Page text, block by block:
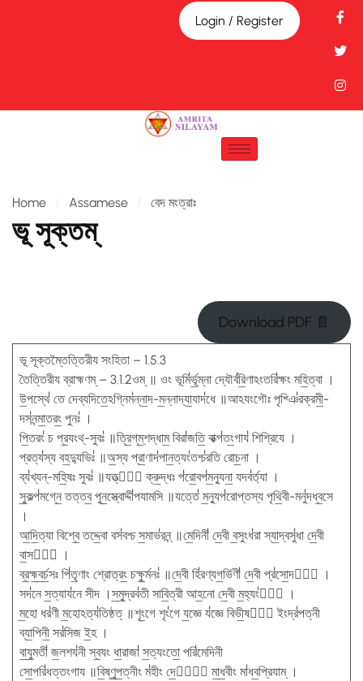
Login / Register
Home Assamese বেদ মংত্রাঃ
ভূ সূক্তম্
Download PDF 📄
ভূ সূক্তম্তৈত্তিরীয সংহিতা – 1.5.3
তৈত্তিরীয ব্রাহ্মণম্ – 3.1.2ওম্ ॥ ওং ভূমি॑র্ভূ॒ম্না দ্যৌর্ব॑রি॒ণাঽংতরি॑ক্ষং মহি॒ত্বা ।
উ॒পস্থে॑ তে দেব্যদিতে॒ঽগ্নিম॑ন্না॒দ-ম॒ন্নাদ্যা॒যাদ॑ধে ॥আঽযংগৌঃ পৃশ্ঞি॑রক্রমী॒-
দস॑নন্মা॒তরং॒ পুনঃ॑ ।
পি॒তরং॑ চ প্র॒যংথ্-সুবঃ॑ ॥ত্রি॒গ্​ম্॒শদ্ধাম॒ বিরা॑জতি॒ বাক্প॑তং॒গায॑ শিশ্রিযে ।
প্রত্য॑স্য বহ॒দ্যুভিঃ॑ ॥অ॒স্য প্রা॒ণাদ॑পান॒ত্যং॑তশ্চ॑রতি রোচ॒না ।
ব্য॑খ্যন্-মহি॒ষঃ সুবঃ॑ ॥যত্ত্বা᳚ ক্রু॒দ্ধঃ প॑রো॒বপ॑ম॒ন্যুনা॒ যদব॑র্ত্যা ।
সু॒কল্প॑মগ্নে॒ তত্তব॒ পুন॒স্ত্বোদ্দী॑পযামসি ॥যত্তে॑ ম॒ন্যুপ॑রোপ্তস্য পৃথি॒বী-মনু॑দধ্ব॒সে
।
আ॒দি॒ত্যা বিশ্বে॒ তদ্দে॒বা বস॑বশ্চ স॒মাভ॑রন্ন্ ॥মে॒দিনী॑ দে॒বী ব॒সুংধ॑রা স্যা॒দ্বসু॑ধা দে॒বী
বা॒সবী᳚ ।
ব্র॒হ্ম॒ব॒র্চ॒সঃ পি॑তৃ॒ণাং শ্রোত্রং॒ চক্ষু॒র্মনঃ॑ ॥দে॒বী হি॑রণ্যগ॒র্ভিণী॑ দে॒বী প্র॑সো॒দরী᳚ ।
সদ॑নে স॒ত্যায॑নে সীদ ।স॒মু॒দ্রব॑তী সাবি॒ত্রী আহ॒নো দে॒বী ম॒হ্যং॑গী᳚ ।
ম॒হো ধর॑ণী ম॒হোঽত্য॑তিষ্ঠত্ ॥শৃং॒গে শৃং॑গে য॒জ্ঞে য॑জ্ঞে বিভী॒ষণী᳚ ইংদ্র॑পত্নী
ব্যা॒পিনী॒ সর॑সিজ ই॒হ ।
বা॒যু॒মতী॑ জ॒লশয॑নী স্ব॒যং ধা॒রাজা॑ স॒ত্যংতো॒ পরি॑মেদিনী
সো॒পরি॑ধত্তংগায ॥বি॒ষ্ণু॒প॒ত্নীং ম॑হীং দে॒বীং᳚ মা॒ধ॒বীং মা॑ধব॒প্রিযাম্ ।